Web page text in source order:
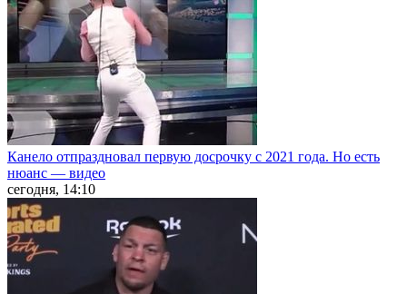
Канело отпраздновал первую досрочку с 2021 года. Но есть
нюанс — видео
сегодня, 14:10